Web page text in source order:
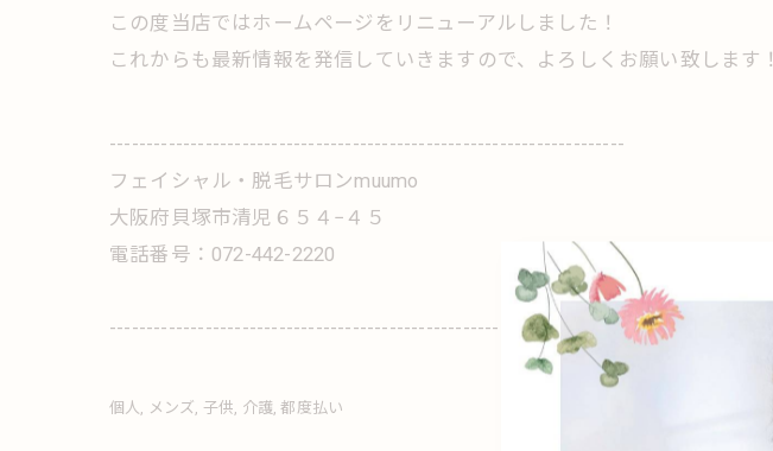
この度当店ではホームページをリニューアルしました！
これからも最新情報を発信していきますので、よろしくお願い致します！
----------------------------------------------------------------------
フェイシャル・脱毛サロンmuumo
大阪府貝塚市清児６５４−４５
電話番号：072-442-2220
----------------------------------------------------------------------
個人 メンズ 子供 介護 都度払い